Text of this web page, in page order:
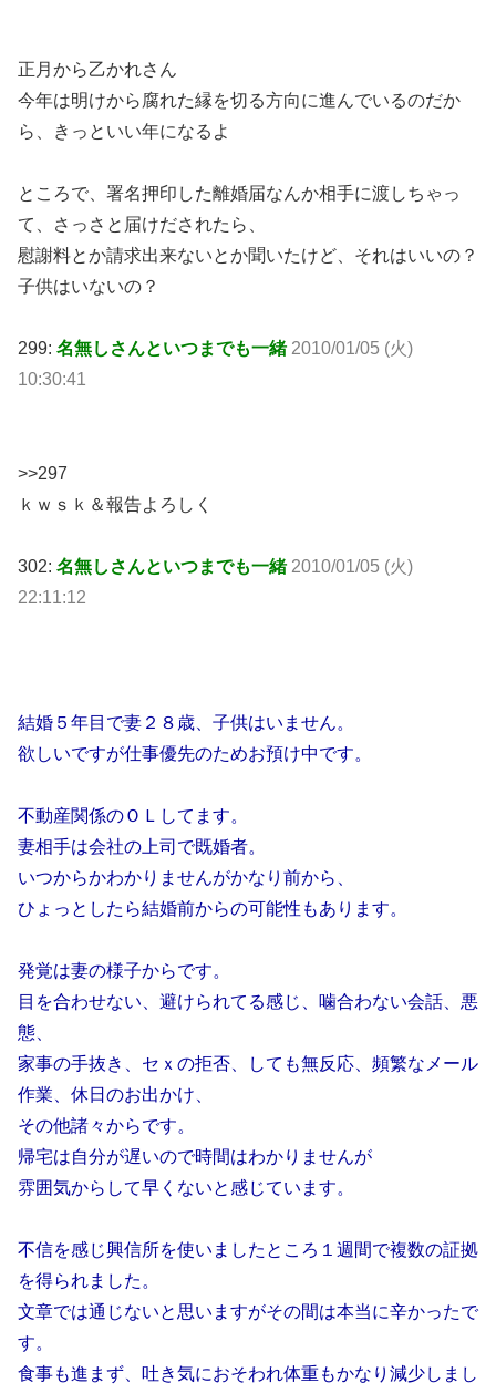
正月から乙かれさん
今年は明けから腐れた縁を切る方向に進んでいるのだか
ら、きっといい年になるよ
ところで、署名押印した離婚届なんか相手に渡しちゃっ
て、さっさと届けだされたら、
慰謝料とか請求出来ないとか聞いたけど、それはいいの？
子供はいないの？
299: 名無しさんといつまでも一緒 2010/01/05 (火)
10:30:41
>>297
ｋｗｓｋ＆報告よろしく
302: 名無しさんといつまでも一緒 2010/01/05 (火)
22:11:12
結婚５年目で妻２８歳、子供はいません。
欲しいですが仕事優先のためお預け中です。
不動産関係のＯＬしてます。
妻相手は会社の上司で既婚者。
いつからかわかりませんがかなり前から、
ひょっとしたら結婚前からの可能性もあります。
発覚は妻の様子からです。
目を合わせない、避けられてる感じ、噛合わない会話、悪
態、
家事の手抜き、セｘの拒否、しても無反応、頻繁なメール
作業、休日のお出かけ、
その他諸々からです。
帰宅は自分が遅いので時間はわかりませんが
雰囲気からして早くないと感じています。
不信を感じ興信所を使いましたところ１週間で複数の証拠
を得られました。
文章では通じないと思いますがその間は本当に辛かったで
す。
食事も進まず、吐き気におそわれ体重もかなり減少しまし